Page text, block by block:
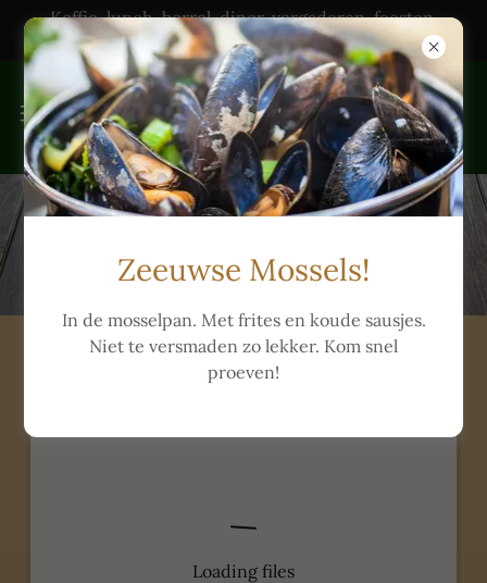
Koffie, lunch, borrel, diner, vergaderen, feesten,
trouwerijen & catering
Kindermenu / Kinderkaart
Loading files
Zeeuwse Mossels!
In de mosselpan. Met frites en koude sausjes.
Niet te versmaden zo lekker. Kom snel
proeven!